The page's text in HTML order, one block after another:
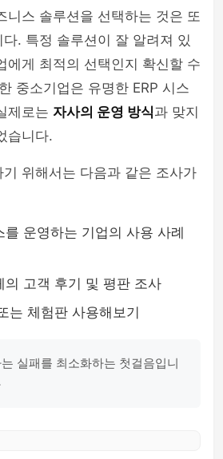
니스 솔루션을 선택하는 것은 또
. 특정 솔루션이 잘 알려져 있
에게 최적의 선택인지 확신할 수
중소기업은 유명한 ERP 시스
제로는 자사의 운영 방식과 맞지
습니다.
위해서는 다음과 같은 조사가
를 운영하는 기업의 사용 사례
의 고객 후기 및 평판 조사
는 체험판 사용해보기
실패를 최소화하는 첫걸음입니